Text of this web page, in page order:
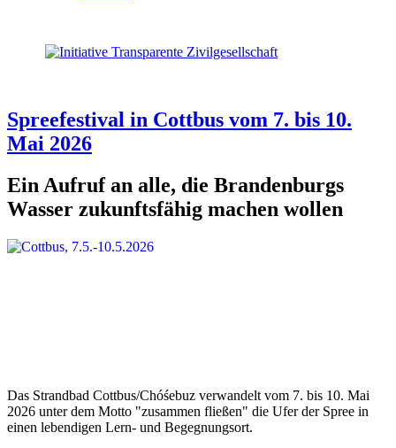
Spreefestival in Cottbus vom 7. bis 10.
Mai 2026
Ein Aufruf an alle, die Brandenburgs
Wasser zukunftsfähig machen wollen
Das Strandbad Cottbus/Chóśebuz verwandelt vom 7. bis 10. Mai
2026 unter dem Motto "zusammen fließen" die Ufer der Spree in
einen lebendigen Lern- und Begegnungsort.